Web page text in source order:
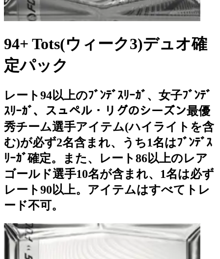
94+ Tots(ウィーク3)デュオ確
定パック
レート94以上のﾌﾞﾝﾃﾞｽﾘｰｶﾞ、女子ﾌﾞﾝﾃﾞ
ｽﾘｰｶﾞ、スュペル・リグのシーズン最優
秀チーム選手アイテム(ハイライトを含
む)が必ず2名含まれ、うち1名はﾌﾞﾝﾃﾞｽ
ﾘｰｶﾞ確定。また、レート86以上のレア
ゴールド選手10名が含まれ、1名は必ず
レート90以上。アイテムはすべてトレ
ード不可。